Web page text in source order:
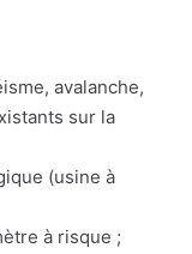
avalanche,
sur la
(usine à
à risque ;